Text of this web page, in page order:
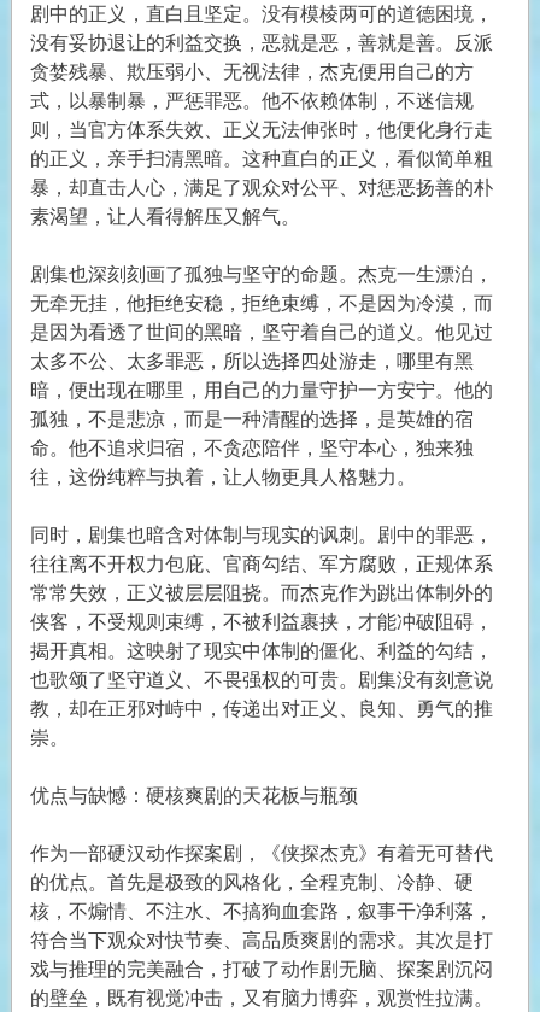
剧中的正义，直白且坚定。没有模棱两可的道德困境，
没有妥协退让的利益交换，恶就是恶，善就是善。反派
贪婪残暴、欺压弱小、无视法律，杰克便用自己的方
式，以暴制暴，严惩罪恶。他不依赖体制，不迷信规
则，当官方体系失效、正义无法伸张时，他便化身行走
的正义，亲手扫清黑暗。这种直白的正义，看似简单粗
暴，却直击人心，满足了观众对公平、对惩恶扬善的朴
素渴望，让人看得解压又解气。
剧集也深刻刻画了孤独与坚守的命题。杰克一生漂泊，
无牵无挂，他拒绝安稳，拒绝束缚，不是因为冷漠，而
是因为看透了世间的黑暗，坚守着自己的道义。他见过
太多不公、太多罪恶，所以选择四处游走，哪里有黑
暗，便出现在哪里，用自己的力量守护一方安宁。他的
孤独，不是悲凉，而是一种清醒的选择，是英雄的宿
命。他不追求归宿，不贪恋陪伴，坚守本心，独来独
往，这份纯粹与执着，让人物更具人格魅力。
同时，剧集也暗含对体制与现实的讽刺。剧中的罪恶，
往往离不开权力包庇、官商勾结、军方腐败，正规体系
常常失效，正义被层层阻挠。而杰克作为跳出体制外的
侠客，不受规则束缚，不被利益裹挟，才能冲破阻碍，
揭开真相。这映射了现实中体制的僵化、利益的勾结，
也歌颂了坚守道义、不畏强权的可贵。剧集没有刻意说
教，却在正邪对峙中，传递出对正义、良知、勇气的推
崇。
优点与缺憾：硬核爽剧的天花板与瓶颈
作为一部硬汉动作探案剧，《侠探杰克》有着无可替代
的优点。首先是极致的风格化，全程克制、冷静、硬
核，不煽情、不注水、不搞狗血套路，叙事干净利落，
符合当下观众对快节奏、高品质爽剧的需求。其次是打
戏与推理的完美融合，打破了动作剧无脑、探案剧沉闷
的壁垒，既有视觉冲击，又有脑力博弈，观赏性拉满。